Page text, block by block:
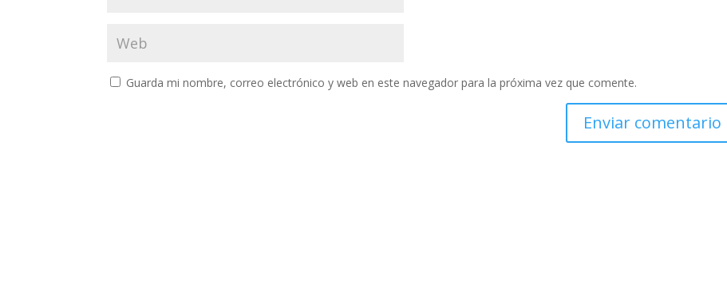
Guarda mi nombre, correo electrónico y web en este navegador para la próxima vez que comente.